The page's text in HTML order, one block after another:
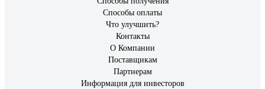
Способы оплаты
Что улучшить?
Контакты
О Компании
Поставщикам
Партнерам
Информация для инвесторов